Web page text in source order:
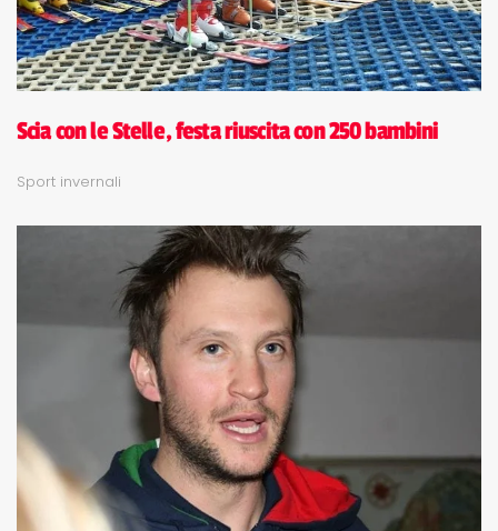
Scia con le Stelle, festa riuscita con 250 bambini
Sport invernali